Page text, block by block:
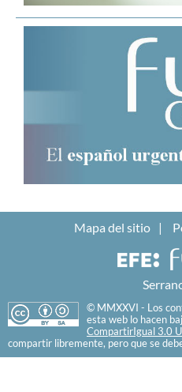
Mapa del sitio
© MMXXVI - Los
esta web lo hacen
CompartirIgual 3.0
compartir libremente, pero que se